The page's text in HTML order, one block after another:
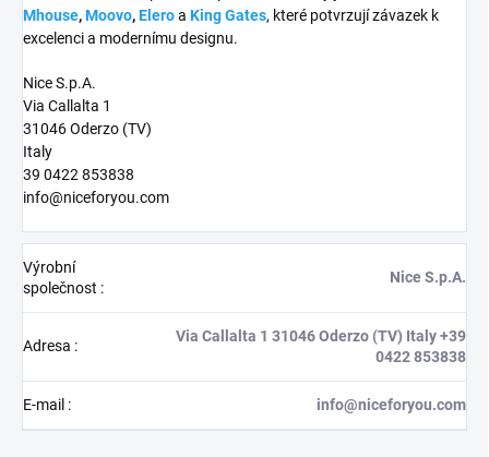
Mhouse,Moovo,Eleroa King Gates, které potvrzují závazek k
excelenci a modernímu designu.
Nice S.p.A.
Via Callalta 1
31046 Oderzo (TV)
Italy
39 0422 853838
info@niceforyou.com
Výrobní
společnost :
Nice S.p.A.
Adresa :
Via Callalta 1 31046 Oderzo (TV) Italy +39
0422 853838
E-mail : info@niceforyou.com